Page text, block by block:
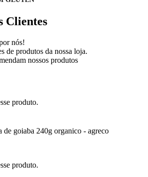
Clientes
nós!
de produtos da nossa loja.
nossos produtos
produto.
de goiaba 240g organico - agreco
produto.